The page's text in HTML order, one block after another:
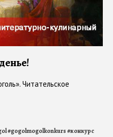
Читательское
#gogolmogolkonkurs#конкурс